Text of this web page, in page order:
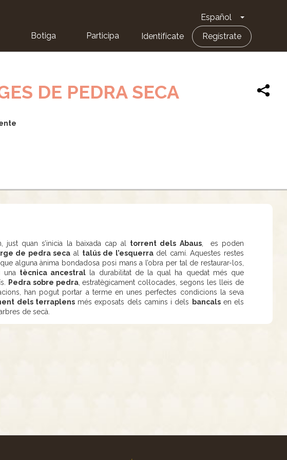
Español Toggle
Botiga Participa Identifícate Regístrate
DE PEDRA SECA
just quan s’inicia la baixada cap al torrent dels Abaus, es poden
de pedra seca al talús de l’esquerradel camí. Aquestes restes
alguna ànima bondadosa posi mans a l’obra per tal de restaurar-los,
una tècnica ancestral la durabilitat de la qual ha quedat més que
Pedra sobre pedra, estratègicament col·locades, segons les lleis de
han pogut portar a terme en unes perfectes condicions la seva
dels terraplensmés exposats dels camins i dels bancalsen els
de secà.